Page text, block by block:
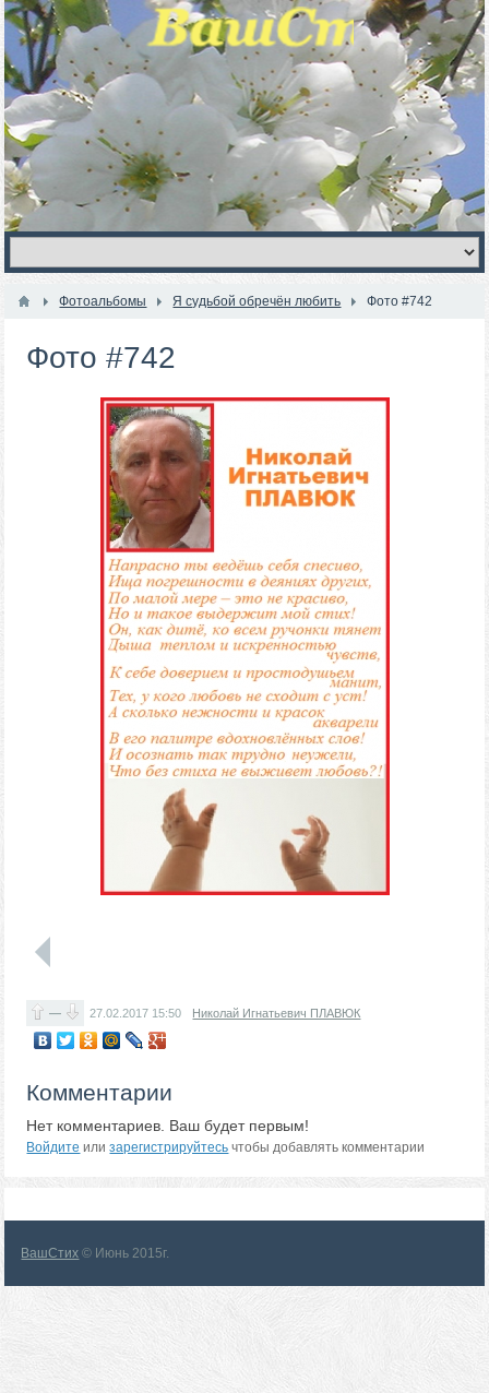
Фотоальбомы Я судьбой обречён любить Фото #742
Фото #742
— 27.02.2017 15:50 Николай Игнатьевич ПЛАВЮК
Комментарии
Нет комментариев. Ваш будет первым!
Войдите илизарегистрируйтесь чтобы добавлять комментарии
ВашСтих © Июнь 2015г.